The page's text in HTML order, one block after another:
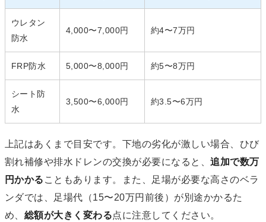
ウレタン
防水
4,000〜7,000円 約4〜7万円
FRP防水 5,000〜8,000円 約5〜8万円
シート防
水
3,500〜6,000円 約3.5〜6万円
上記はあくまで目安です。下地の劣化が激しい場合、ひび
割れ補修や排水ドレンの交換が必要になると、追加で数万
円かかる こともあります。また、足場が必要な高さのベラ
ンダでは、足場代（15〜20万円前後）が別途かかるた
め、 総額が大きく変わる点に注意してください。